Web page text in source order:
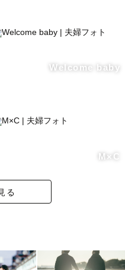
ります🌷
Welcome baby
M×C
る